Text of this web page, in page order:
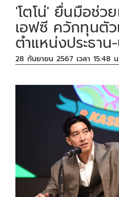
'โตโน่' ยื่นมือช่ว
เอฟซี ควักทุนตั
ตำแหน่งประธาน
28 กันยายน 2567 เวลา 15:48 น.